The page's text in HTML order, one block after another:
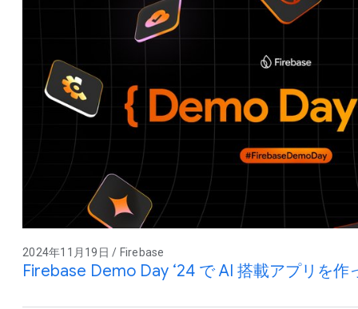
2024年11月19日 / Firebase
Firebase Demo Day ‘24 で AI 搭載アプリを作